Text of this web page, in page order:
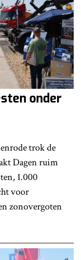
onder
trok de
Dagen ruim
1.000
voor
zonovergoten